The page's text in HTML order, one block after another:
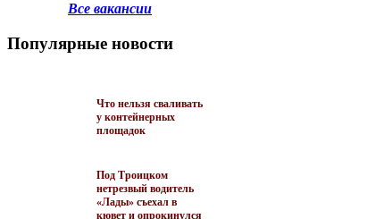
Все вакансии
Популярные новости
Что нельзя сваливать
у контейнерных
площадок
Под Троицком
нетрезвый водитель
«Лады» съехал в
кювет и опрокинулся